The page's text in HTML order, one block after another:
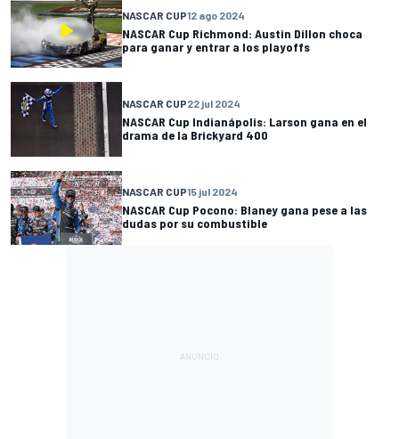
NASCAR CUP12 ago 2024
NASCAR Cup Richmond: Austin Dillon choca
para ganar y entrar a los playoffs
NASCAR CUP22 jul 2024
NASCAR Cup Indianápolis: Larson gana en el
drama de la Brickyard 400
NASCAR CUP15 jul 2024
NASCAR Cup Pocono: Blaney gana pese a las
dudas por su combustible